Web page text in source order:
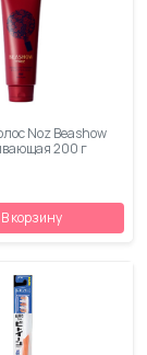
Noz Beashow
200 г
В корзину